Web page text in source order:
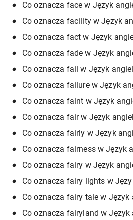
Co oznacza face w Język
Co oznacza facility w Język
Co oznacza fact w Język
Co oznacza fade w Język
Co oznacza fail w Język
Co oznacza failure w Język
Co oznacza faint w Język
Co oznacza fair w Język
Co oznacza fairly w Język
Co oznacza fairness w Język
Co oznacza fairy w Język
Co oznacza fairy lights w
Co oznacza fairy tale w Język
Co oznacza fairyland w Język